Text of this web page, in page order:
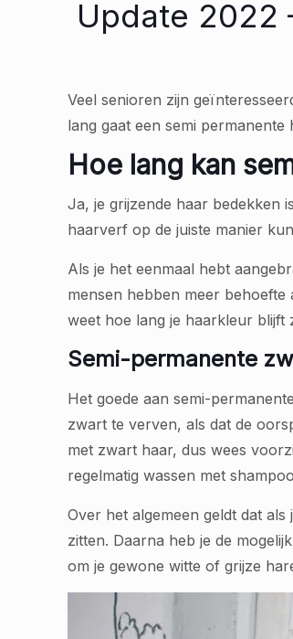
Update 2022
Veel senioren zijn
lang gaat een semi permanente
Hoe lang kan
Ja, je grijzende haar bedekken
haarverf op de juiste manier
Als je het eenmaal hebt
mensen hebben meer
weet hoe lang je haarkleur blijft
Semi-permanente
Het goede aan semi-
zwart te verven, als dat de
met zwart haar, dus wees
regelmatig wassen met
Over het algemeen geldt dat
zitten. Daarna heb je de
om je gewone witte of grijze